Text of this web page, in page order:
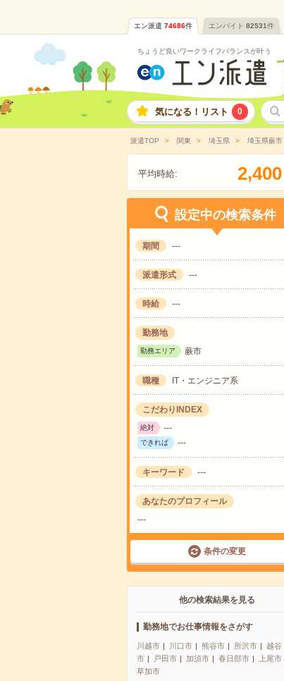
エン派遣 74686件 エンバイト 82531件
ちょうど良いワークライフバランスが叶う
気になる！リスト 0
派遣TOP 関東 埼玉県 埼玉県蕨市
平均時給: 2,400
設定中の検索条件
期間 ---
派遣形式 ---
時給 ---
勤務地
勤務エリア 蕨市
職種 IT・エンジニア系
こだわりINDEX
絶対 ---
できれば ---
キーワード ---
あなたのプロフィール
---
条件の変更
他の検索結果を見る
勤務地でお仕事情報をさがす
川越市 川口市 熊谷市 所沢市
越谷
市
戸田市 加須市 春日部市
上尾市
草加市